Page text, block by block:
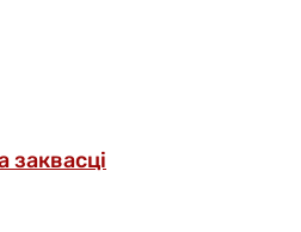
заквасці